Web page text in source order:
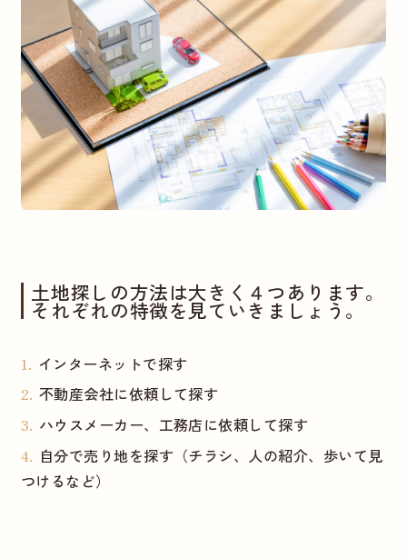
土地探しの方法は大きく４つあります。
それぞれの特徴を見ていきましょう。
インターネットで探す
不動産会社に依頼して探す
ハウスメーカー、工務店に依頼して探す
自分で売り地を探す（チラシ、人の紹介、歩いて見
つけるなど）